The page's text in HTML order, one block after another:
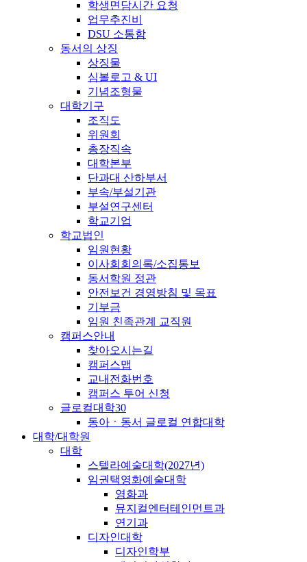
학생면담시간 요청
업무추진비
DSU 소통함
동서의 상징
상징물
심볼로고 & UI
기념조형물
대학기구
조직도
위원회
총장직속
대학본부
단과대 산하부서
부속/부설기관
부설연구센터
학교기업
학교법인
임원현황
이사회회의록/소집통보
동서학원 정관
안전보건 경영방침 및 목표
기부금
임원 친족관계 교직원
캠퍼스안내
찾아오시는길
캠퍼스맵
교내전화번호
캠퍼스 투어 신청
글로컬대학30
동아ㆍ동서 글로컬 연합대학
대학/대학원
대학
스텔라예술대학(2027년)
임권택영화예술대학
영화과
뮤지컬엔터테인먼트과
연기과
디자인대학
디자인학부